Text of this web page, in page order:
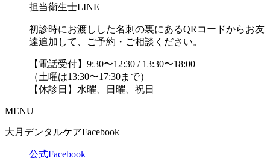
担当衛生士LINE
初診時にお渡しした名刺の裏にあるQRコードからお友
達追加して、ご予約・ご相談ください。
【電話受付】9:30〜12:30 / 13:30〜18:00
（土曜は13:30〜17:30まで）
【休診日】水曜、日曜、祝日
MENU
大月デンタルケアFacebook
公式Facebook